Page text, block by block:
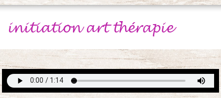
initiation art thérapie